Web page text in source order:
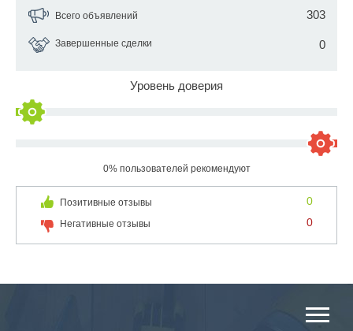
Всего объявлений 303
Завершенные сделки 0
Уровень доверия
0% пользователей рекомендуют
Позитивные отзывы 0
Негативные отзывы 0